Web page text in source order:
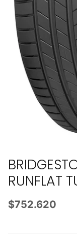
RUNFLAT
$752.620